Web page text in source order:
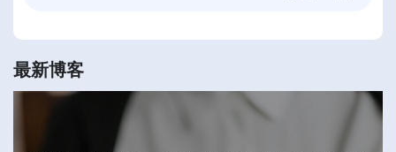
最新博客